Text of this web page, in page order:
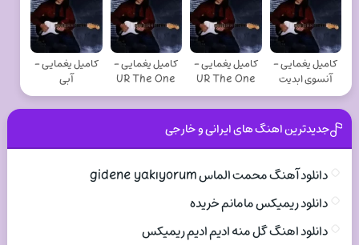
کامیل یغمایی -
آنسوی ابدیت
کامیل یغمایی -
UR The One
کامیل یغمایی -
UR The One
کامیل یغمایی -
آبی
جدیدترین اهنگ های ایرانی و خارجی
دانلود آهنگ محمت الماس gidene yakıyorum
دانلود ریمیکس مامانم خریده
دانلود اهنگ گل منه ادیم ادیم ریمیکس